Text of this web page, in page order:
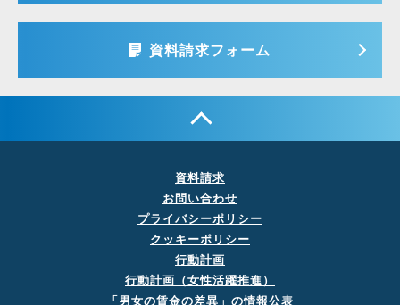
資料請求フォーム
資料請求
お問い合わせ
プライバシーポリシー
クッキーポリシー
行動計画
行動計画（女性活躍推進）
「男女の賃金の差異」の情報公表